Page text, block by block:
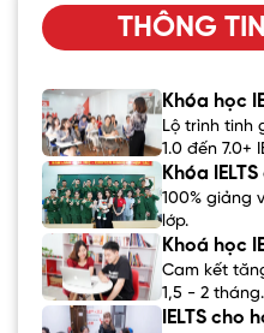
THÔNG
Khóa học
Lộ trình tinh
1.0 đến 7.0+
Khóa
100% giảng
lớp.
Khoá học
Cam kết
1,5 - 2 tháng.
IELTS cho